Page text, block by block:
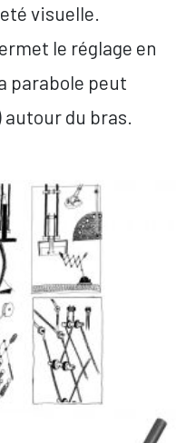
visuelle.
le réglage en
parabole peut
du bras.